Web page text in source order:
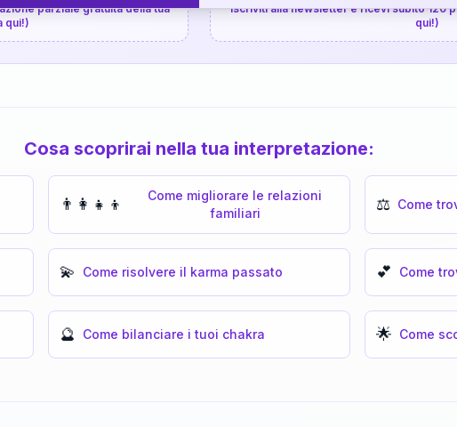
parziale gratuita della tua
qui!)
Iscriviti alla newsletter e ricevi subito 120
qui!)
Cosa scoprirai nella tua interpretazione:
👨‍👩‍👧‍👦
Come migliorare le relazioni
familiari
⚖️ Come
💫 Come risolvere il karma passato 💕 Come
🔮 Come bilanciare i tuoi chakra 🌟 Come